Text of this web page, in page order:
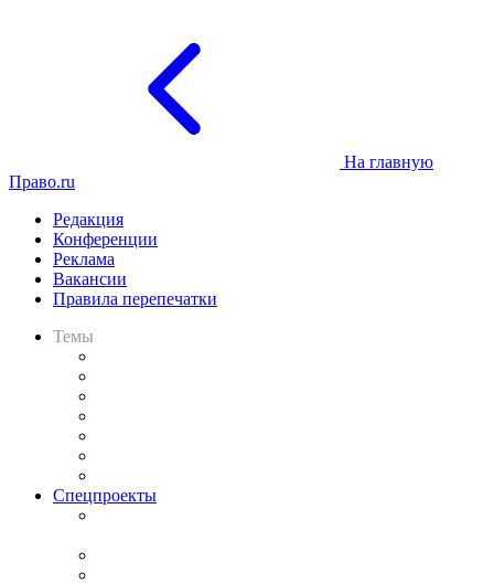
На главную
Право.ru
Редакция
Конференции
Реклама
Вакансии
Правила перепечатки
Темы
Спецпроекты